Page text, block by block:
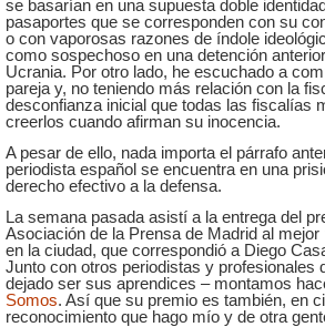
se basarían en una supuesta doble
pasaportes que se corresponden con su
o con vaporosas razones de índole
como sospechoso en una detención
Ucrania. Por otro lado, he escuchado a
pareja y, no teniendo más relación con la
desconfianza inicial que todas las fiscalías
creerlos cuando afirman su inocencia.
A pesar de ello, nada importa el párrafo
periodista español se encuentra en una
derecho efectivo a la defensa.
La semana pasada asistí a la entrega del
Asociación de la Prensa de Madrid al
en la ciudad, que correspondió a Diego
Junto con otros periodistas y profesionales
dejado ser sus aprendices­­­ – montamos
Somos. Así que su premio es también, en
reconocimiento que hago mío y de otra